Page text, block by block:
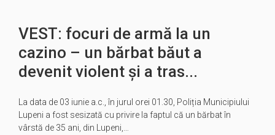
VEST: focuri de armă la un
cazino – un bărbat băut a
devenit violent și a tras...
La data de 03 iunie a.c., în jurul orei 01.30, Poliția Municipiului
Lupeni a fost sesizată cu privire la faptul că un bărbat în
vârstă de 35 ani, din Lupeni,…